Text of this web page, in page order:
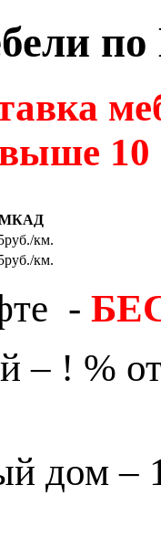
МКАД
км.
км.
-
– ! %
дом –